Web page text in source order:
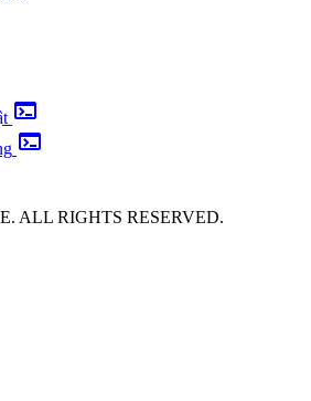
terminal
terminal
ALL RIGHTS RESERVED.